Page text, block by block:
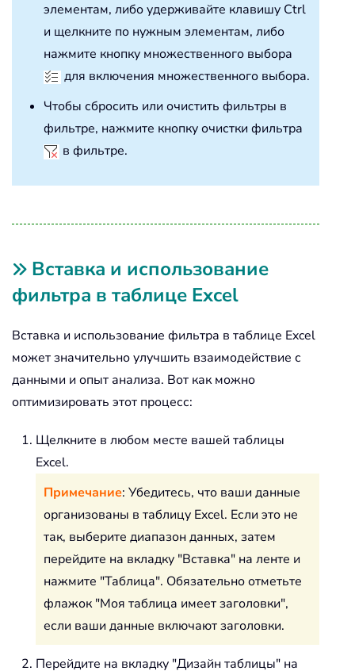
элементам, либо удерживайте клавишу Ctrl
и щелкните по нужным элементам, либо
нажмите кнопку множественного выбора
для включения множественного выбора.
Чтобы сбросить или очистить фильтры в
фильтре, нажмите кнопку очистки фильтра
в фильтре.
Вставка и использование
фильтра в таблице Excel
Вставка и использование фильтра в таблице Excel
может значительно улучшить взаимодействие с
данными и опыт анализа. Вот как можно
оптимизировать этот процесс:
Щелкните в любом месте вашей таблицы
Excel.
Примечание: Убедитесь, что ваши данные
организованы в таблицу Excel. Если это не
так, выберите диапазон данных, затем
перейдите на вкладку "Вставка" на ленте и
нажмите "Таблица". Обязательно отметьте
флажок "Моя таблица имеет заголовки",
если ваши данные включают заголовки.
Перейдите на вкладку "Дизайн таблицы" на